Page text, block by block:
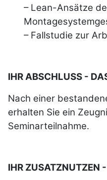
– Lean-Ansätze
– Fallstudie zur
IHR ABSCHLUSS -
Nach einer
erhalten Sie ein
Seminarteilnahme.
IHR ZUSATZNUTZEN